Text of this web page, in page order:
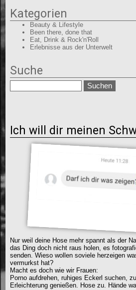
Kategorien
Beauty & Lifestyle
Been there, done that
Eat, Drink & Rock'n'Roll
Erlebnisse aus der Unterwelt
Suche
Ich will dir meinen
Nur weil deine Hose mehr spannt als der
das Ding doch nicht raus holen, es
senden. Wieso wollen soviele herzeigen
vermurkst hat?
Macht es doch wie wir Frauen:
Porno aufdrehen, ruhiges Eckerl suchen,
Erleichterung genießen. Hose zu. Hände